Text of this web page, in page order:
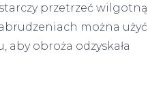
przetrzeć wilgotną
można użyć
obroża odzyskała